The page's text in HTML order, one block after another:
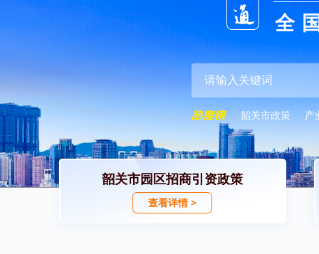
全
韶关市政策 产
韶关市园区招商引资政策
查看详情 >